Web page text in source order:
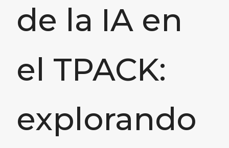
de la IA en
el TPACK:
explorando